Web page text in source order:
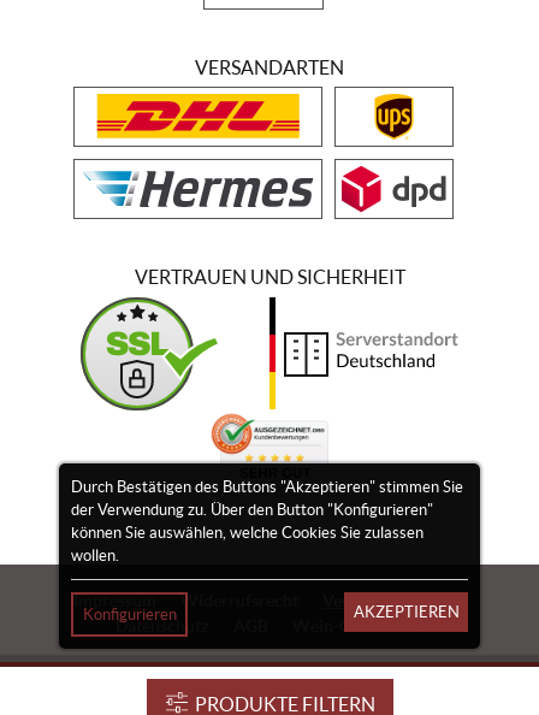
PRODUKTE FILTERN
Durch Bestätigen des Buttons "Akzeptieren" stimmen Sie
der Verwendung zu. Über den Button "Konfigurieren"
können Sie auswählen, welche Cookies Sie zulassen
wollen.
Konfigurieren AKZEPTIEREN
VERSANDARTEN
VERTRAUEN UND SICHERHEIT
Impressum Widerrufsrecht
Vertrag widerrufen
Datenschutz